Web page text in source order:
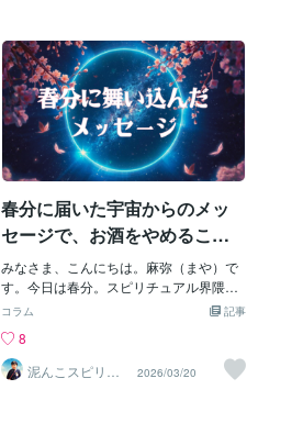
で、行ける学校がなくなるわけではない
けど、この学校なのか日本の学校なのか
で、人生が全く違う毎日になる。インタ
ーの一日体験で出会った京都のママたち
は、東京のママたちとは明らかに違って
いて、新しいこと、面白いことがいっし
ょにやれそうな気もしていて、再会する
のが楽しみでもあったのだ。そして、上
の娘は試験は終わっているけど、1昨日
ていて、これから春分のお祈りをここで
させて頂こうと思って」と言うとご婦人
の顔が「？？？」になり「宗教か何
か？」と不審がられてしまいました。確
かに、ヒーリングやお祈りと聞くと宗教
と思う人がほとんどかもしれません。※私
はいかなる宗教にも属していません。祈
りにつきましてはまた四国の浄化が終わ
りましたら改めて記事にしたいと思いま
す。取り急ぎとはなりますが、ご参加頂
いた方へ感謝の気持ちを込めて。心を合
わせて頂き、ありがとうございました。
春分に届いた宇宙からのメッ
セージで、お酒をやめること
にしました
みなさま、こんにちは。麻弥（まや）で
す。今日は春分。スピリチュアル界隈で
は「宇宙元旦」なんて呼ばれる、エネル
ね。そんなおめでたい日に、わたしはひ
とつ、大きな手放しを決意しました。そ
れは、「断酒」です。実はわたし、以前
記事
コラム
8
泥んこスピリチ
ュアル♡麻弥
2026/03/20